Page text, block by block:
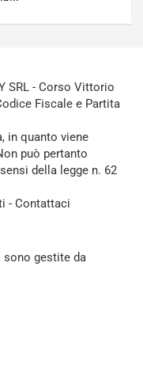
SRL - Corso Vittorio
Fiscale e Partita
in quanto viene
può pertanto
della legge n. 62
- Contattaci
gestite da